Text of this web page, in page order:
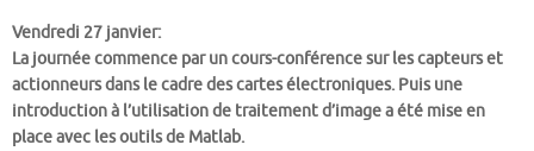
Vendredi 27 janvier:
La journée commence par un cours-conférence sur les capteurs et
actionneurs dans le cadre des cartes électroniques. Puis une
introduction à l’utilisation de traitement d’image a été mise en
place avec les outils de Matlab.